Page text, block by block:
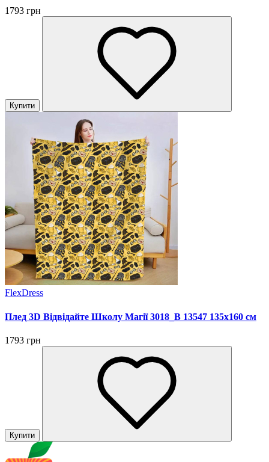
1793 грн
Купити
FlexDress
Плед 3D Відвідайте Школу Магії 3018_B 13547 135х160 см
1793 грн
Купити